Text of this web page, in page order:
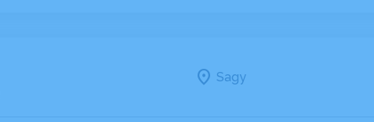
Sagy